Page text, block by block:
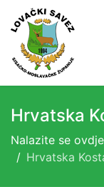
Hrvatska
Nalazite se
Hrvatska